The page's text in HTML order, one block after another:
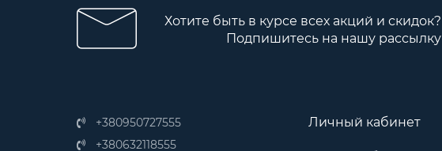
Хотите быть в курсе всех акций и скидок?
Подпишитесь на нашу рассылку
+380950727555
+380632118555
Личный кабинет